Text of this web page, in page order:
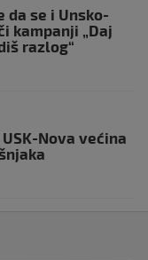
da se i Unsko-
kampanji „Daj
razlog“
Nova većina